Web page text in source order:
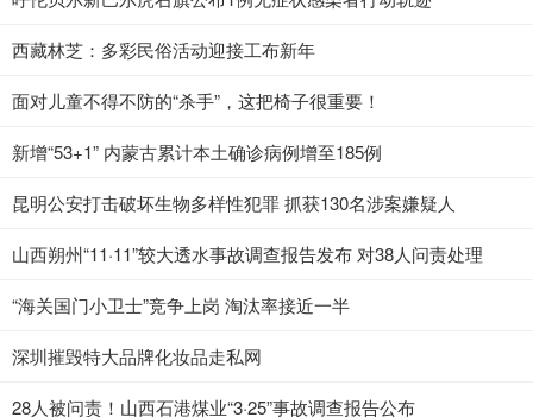
西藏林芝：多彩民俗活动迎接工布新年
面对儿童不得不防的“杀手”，这把椅子很重要！
新增“53+1” 内蒙古累计本土确诊病例增至185例
昆明公安打击破坏生物多样性犯罪 抓获130名涉案嫌疑人
山西朔州“11·11”较大透水事故调查报告发布 对38人问责处理
“海关国门小卫士”竞争上岗 淘汰率接近一半
深圳摧毁特大品牌化妆品走私网
28人被问责！山西石港煤业“3·25”事故调查报告公布